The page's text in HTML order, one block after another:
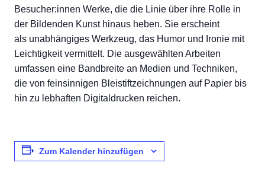
Besucher:innen Werke, die die Linie über ihre Rolle in
der Bildenden Kunst hinaus heben. Sie erscheint
als unabhängiges Werkzeug, das Humor und Ironie mit
Leichtigkeit vermittelt. Die ausgewählten Arbeiten
umfassen eine Bandbreite an Medien und Techniken,
die von feinsinnigen Bleistiftzeichnungen auf Papier bis
hin zu lebhaften Digitaldrucken reichen.
Zum Kalender hinzufügen